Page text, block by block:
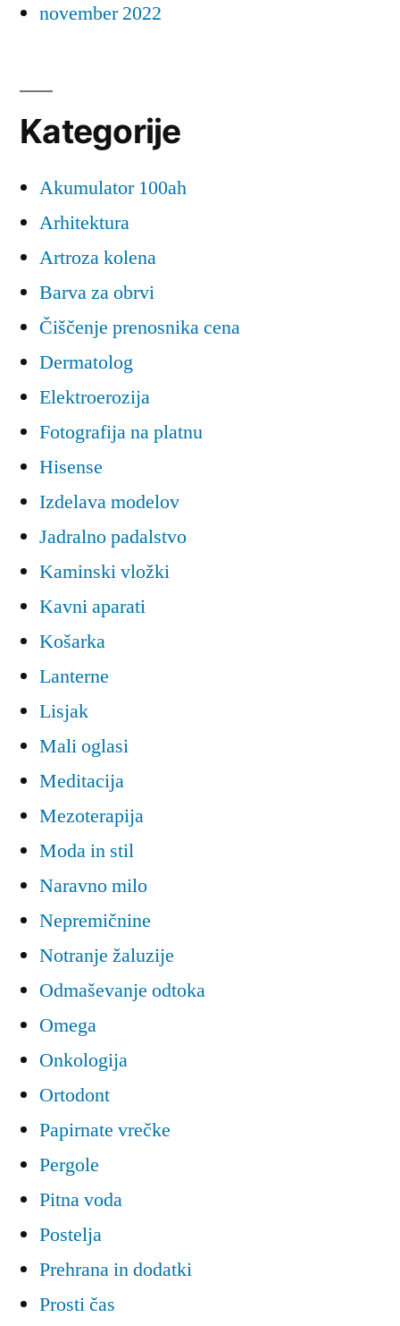
november 2022
Kategorije
Akumulator 100ah
Arhitektura
Artroza kolena
Barva za obrvi
Čiščenje prenosnika cena
Dermatolog
Elektroerozija
Fotografija na platnu
Hisense
Izdelava modelov
Jadralno padalstvo
Kaminski vložki
Kavni aparati
Košarka
Lanterne
Lisjak
Mali oglasi
Meditacija
Mezoterapija
Moda in stil
Naravno milo
Nepremičnine
Notranje žaluzije
Odmaševanje odtoka
Omega
Onkologija
Ortodont
Papirnate vrečke
Pergole
Pitna voda
Postelja
Prehrana in dodatki
Prosti čas